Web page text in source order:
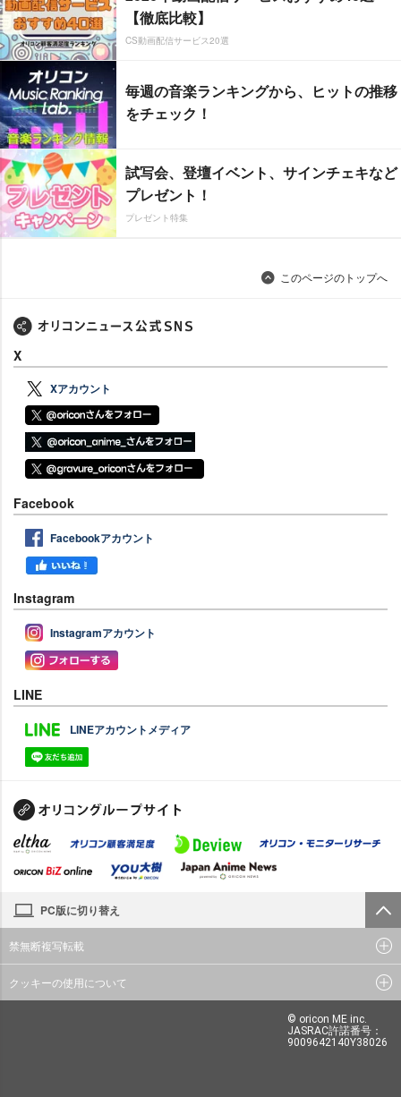
【徹底比較】
CS動画配信サービス20選
毎週の音楽ランキングから、ヒットの推移
をチェック！
試写会、登壇イベント、サインチェキなど
プレゼント！
プレゼント特集
このページのトップへ
X
Xアカウント
Facebook
Facebookアカウント
Instagram
Instagramアカウント
LINE
LINEアカウントメディア
PC版に切り替え
禁無断複写転載
クッキーの使用について
© oricon ME inc.
JASRAC許諾番号：
9009642140Y38026